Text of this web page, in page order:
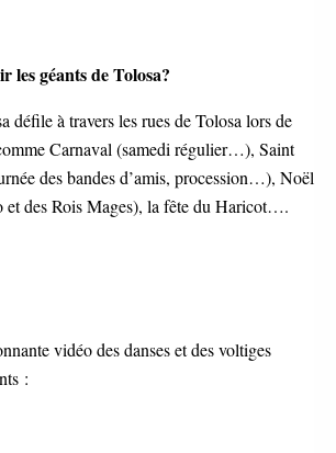
les géants de Tolosa?
défile à travers les rues de Tolosa lors de
Carnaval (samedi régulier…), Saint
des bandes d’amis, procession…), Noël
et des Rois Mages), la fête du Haricot….
vidéo des danses et des voltiges
: